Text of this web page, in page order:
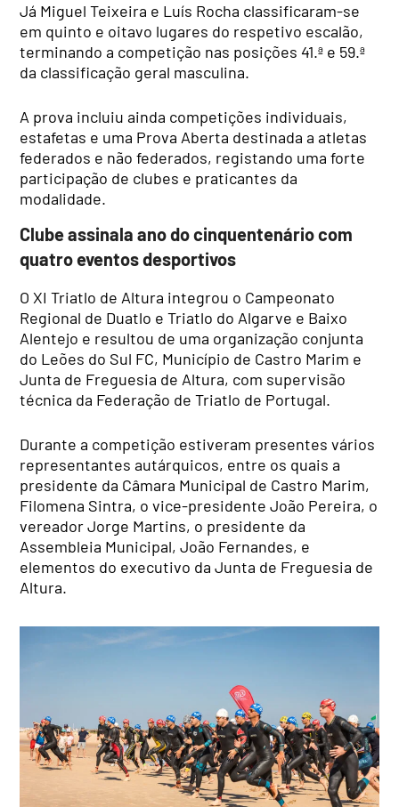
Já Miguel Teixeira e Luís Rocha classificaram-se
em quinto e oitavo lugares do respetivo escalão,
terminando a competição nas posições 41.ª e 59.ª
da classificação geral masculina.
A prova incluiu ainda competições individuais,
estafetas e uma Prova Aberta destinada a atletas
federados e não federados, registando uma forte
participação de clubes e praticantes da
modalidade.
Clube assinala ano do cinquentenário com
quatro eventos desportivos
O XI Triatlo de Altura integrou o Campeonato
Regional de Duatlo e Triatlo do Algarve e Baixo
Alentejo e resultou de uma organização conjunta
do Leões do Sul FC, Município de Castro Marim e
Junta de Freguesia de Altura, com supervisão
técnica da Federação de Triatlo de Portugal.
Durante a competição estiveram presentes vários
representantes autárquicos, entre os quais a
presidente da Câmara Municipal de Castro Marim,
Filomena Sintra, o vice-presidente João Pereira, o
vereador Jorge Martins, o presidente da
Assembleia Municipal, João Fernandes, e
elementos do executivo da Junta de Freguesia de
Altura.